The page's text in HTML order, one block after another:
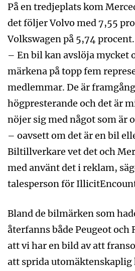
På en tredjeplats kom
det följer Volvo med 7,55
Volkswagen på 5,74 procent.
– En bil kan avslöja mycket
märkena på topp fem
medlemmar. De är
högpresterande och det är
nöjer sig med något som är
– oavsett om det är en bil
Biltillverkare vet det och
med använt det i reklam,
talesperson för
Bland de bilmärken som
återfanns både Peugeot och
att vi har en bild av att
att sprida utomäktenskaplig